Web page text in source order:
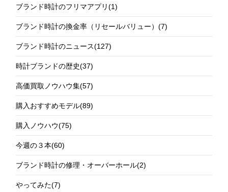
ブランド時計のフリマアプリ(1)
ブランド時計の換金率（リセールバリュー）(7)
ブランド時計のニュース(127)
時計ブランドの歴史(37)
高価買取ノウハウ集(57)
購入おすすめモデル(89)
購入ノウハウ(75)
今週の３本(60)
ブランド時計の修理・オーバーホール(2)
やってみた(7)